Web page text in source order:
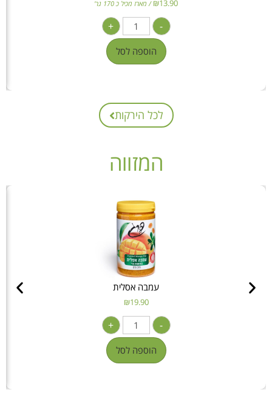
₪13.90 / מארז מכיל כ 170 גר'
-
+
הוספה לסל
לכל הירקות
המזווה
עמבה אסלית
₪19.90
-
+
הוספה לסל